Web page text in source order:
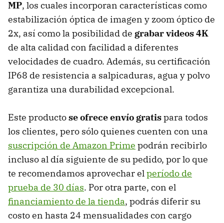
MP, los cuales incorporan características como
estabilización óptica de imagen y zoom óptico de
2x, así como la posibilidad de grabar videos 4K
de alta calidad con facilidad a diferentes
velocidades de cuadro. Además, su certificación
IP68 de resistencia a salpicaduras, agua y polvo
garantiza una durabilidad excepcional.
Este productose ofrece envío gratispara todos
los clientes, pero sólo quienes cuenten con una
suscripción de Amazon Prime podrán recibirlo
incluso al día siguiente de su pedido, por lo que
te recomendamos aprovechar elperíodo de
prueba de 30 días. Por otra parte, con el
financiamiento de la tienda, podrás diferir su
costo en hasta 24 mensualidades con cargo